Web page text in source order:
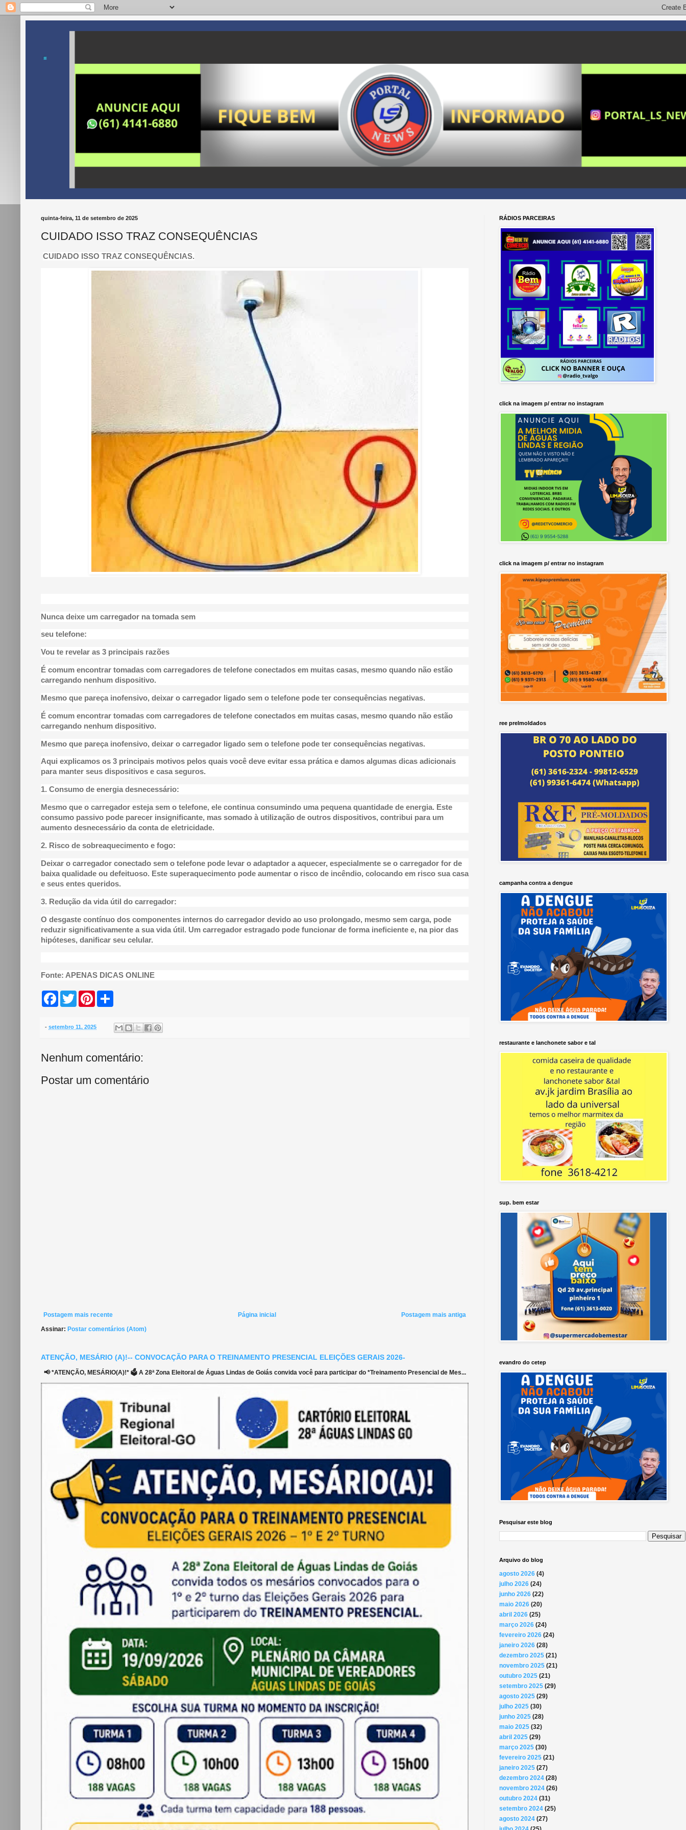
.
quinta-feira, 11 de setembro de 2025
CUIDADO ISSO TRAZ CONSEQUÊNCIAS
CUIDADO ISSO TRAZ CONSEQUÊNCIAS.
Nunca deixe um carregador na tomada sem
seu telefone:
Vou te revelar as 3 principais razões
É comum encontrar tomadas com carregadores de telefone conectados em muitas casas, mesmo quando não estão
carregando nenhum dispositivo.
Mesmo que pareça inofensivo, deixar o carregador ligado sem o telefone pode ter consequências negativas.
É comum encontrar tomadas com carregadores de telefone conectados em muitas casas, mesmo quando não estão
carregando nenhum dispositivo.
Mesmo que pareça inofensivo, deixar o carregador ligado sem o telefone pode ter consequências negativas.
Aqui explicamos os 3 principais motivos pelos quais você deve evitar essa prática e damos algumas dicas adicionais
para manter seus dispositivos e casa seguros.
1. Consumo de energia desnecessário:
Mesmo que o carregador esteja sem o telefone, ele continua consumindo uma pequena quantidade de energia. Este
consumo passivo pode parecer insignificante, mas somado à utilização de outros dispositivos, contribui para um
aumento desnecessário da conta de eletricidade.
2. Risco de sobreaquecimento e fogo:
Deixar o carregador conectado sem o telefone pode levar o adaptador a aquecer, especialmente se o carregador for de
baixa qualidade ou defeituoso. Este superaquecimento pode aumentar o risco de incêndio, colocando em risco sua casa
e seus entes queridos.
3. Redução da vida útil do carregador:
O desgaste contínuo dos componentes internos do carregador devido ao uso prolongado, mesmo sem carga, pode
reduzir significativamente a sua vida útil. Um carregador estragado pode funcionar de forma ineficiente e, na pior das
hipóteses, danificar seu celular.
Fonte: APENAS DICAS ONLINE
b
w
t
e
t
e
- setembro 11, 2025
Nenhum comentário:
Postar um comentário
Postagem mais recente Postagem mais antiga
Página inicial
Assinar: Postar comentários (Atom)
ATENÇÃO, MESÁRIO (A)!-- CONVOCAÇÃO PARA O TREINAMENTO PRESENCIAL ELEIÇÕES GERAIS 2026-
📢 *ATENÇÃO, MESÁRIO(A)!* 🗳️ A 28ª Zona Eleitoral de Águas Lindas de Goiás convida você para participar do *Treinamento Presencial de Mes...
RÁDIOS PARCEIRAS
click na imagem p/ entrar no instagram
click na imagem p/ entrar no instagram
ree prelmoldados
campanha contra a dengue
restaurante e lanchonete sabor e tal
sup. bem estar
evandro do cetep
Pesquisar este blog
Arquivo do blog
agosto 2026 (4)
julho 2026 (24)
junho 2026 (22)
maio 2026 (20)
abril 2026 (25)
março 2026 (24)
fevereiro 2026 (24)
janeiro 2026 (28)
dezembro 2025 (21)
novembro 2025 (21)
outubro 2025 (21)
setembro 2025 (29)
agosto 2025 (29)
julho 2025 (30)
junho 2025 (28)
maio 2025 (32)
abril 2025 (29)
março 2025 (30)
fevereiro 2025 (21)
janeiro 2025 (27)
dezembro 2024 (28)
novembro 2024 (26)
outubro 2024 (31)
setembro 2024 (25)
agosto 2024 (27)